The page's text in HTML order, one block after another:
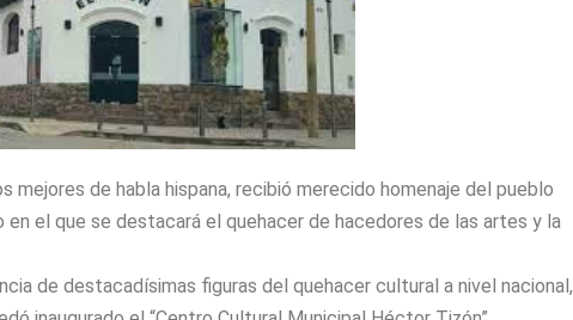
mejores de habla hispana, recibió merecido homenaje del pueblo
en el que se destacará el quehacer de hacedores de las artes y la
de destacadísimas figuras del quehacer cultural a nivel nacional,